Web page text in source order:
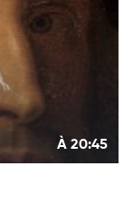
À 20:45